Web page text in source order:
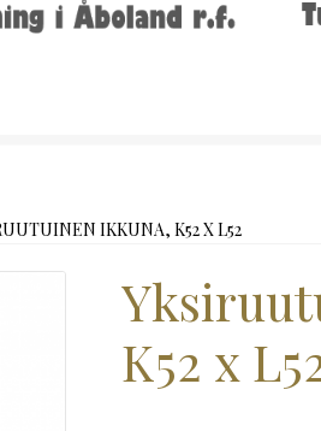
IKKUNA, K52 X L52
K52 x